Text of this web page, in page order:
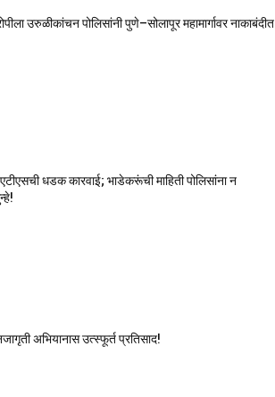
उरुळीकांचन पोलिसांनी पुणे–सोलापूर महामार्गावर नाकाबंदीत
धडक कारवाई; भाडेकरूंची माहिती पोलिसांना न
अभियानास उत्स्फूर्त प्रतिसाद!